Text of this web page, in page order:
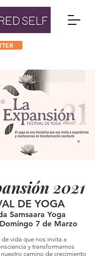
2021
DE YOGA
Samsaara Yoga
7 de Marzo
vida que nos invita a
y transformarnos
camino de crecimiento